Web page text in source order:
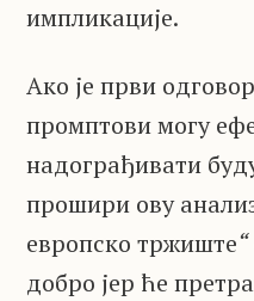
импликације.
Ако је први
промптови могу
надограђивати
прошири ову
европско тржиште“
добро јер ће